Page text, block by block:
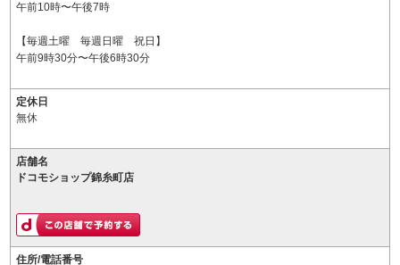
午前10時〜午後7時
【毎週土曜 毎週日曜 祝日】
午前9時30分〜午後6時30分
定休日
無休
店舗名
ドコモショップ錦糸町店
住所/電話番号